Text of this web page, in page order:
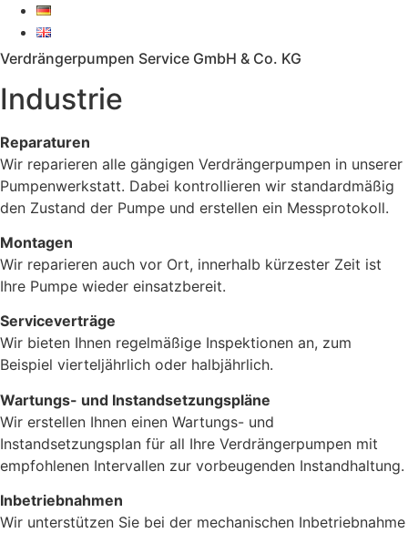
Verdrängerpumpen Service GmbH & Co. KG
Industrie
Reparaturen
Wir reparieren alle gängigen Verdrängerpumpen in unserer
Pumpenwerkstatt. Dabei kontrollieren wir standardmäßig
den Zustand der Pumpe und erstellen ein Messprotokoll.
Montagen
Wir reparieren auch vor Ort, innerhalb kürzester Zeit ist
Ihre Pumpe wieder einsatzbereit.
Serviceverträge
Wir bieten Ihnen regelmäßige Inspektionen an, zum
Beispiel vierteljährlich oder halbjährlich.
Wartungs- und Instandsetzungspläne
Wir erstellen Ihnen einen Wartungs- und
Instandsetzungsplan für all Ihre Verdrängerpumpen mit
empfohlenen Intervallen zur vorbeugenden Instandhaltung.
Inbetriebnahmen
Wir unterstützen Sie bei der mechanischen Inbetriebnahme